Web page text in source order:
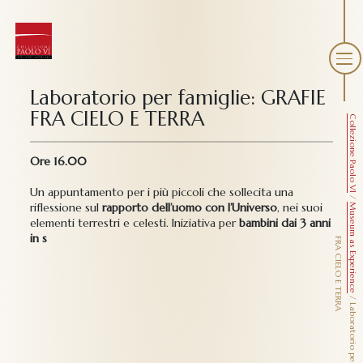
Collezione Paolo VI
/
Museum as Experience
/
F
A
Laboratorio per famiglie: GRAFIE
FRA CIELO E TERRA
Ore 16.00
Un appuntamento per i più piccoli che sollecita una
riflessione sulrapporto dell’uomo con l’Universo, nei suoi
elementi terrestri e celesti. Iniziativa perbambini dai 3 anni
in s